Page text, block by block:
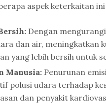
aspek keterkaitan
Dengan
dan air, meningkatkan
yang lebih bersih untuk
Manusia:Penurunan
polusi udara terhadap
dan penyakit